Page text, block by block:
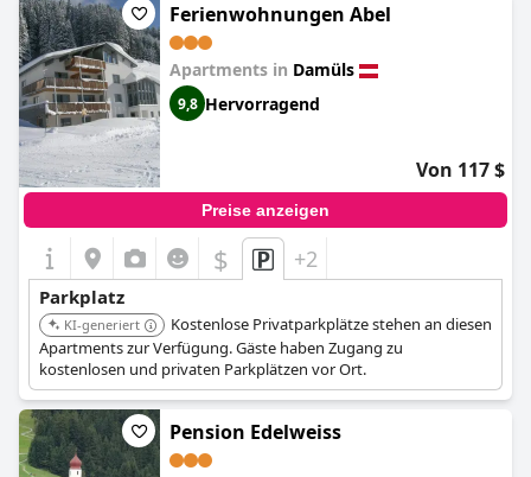
Ferienwohnungen Abel
Apartments in Damüls
9,8 Hervorragend
Von 117 $
Preise anzeigen
$ +2
Parkplatz
KI-generiert
Kostenlose Privatparkplätze stehen an diesen
Apartments zur Verfügung. Gäste haben Zugang zu
kostenlosen und privaten Parkplätzen vor Ort.
Pension Edelweiss